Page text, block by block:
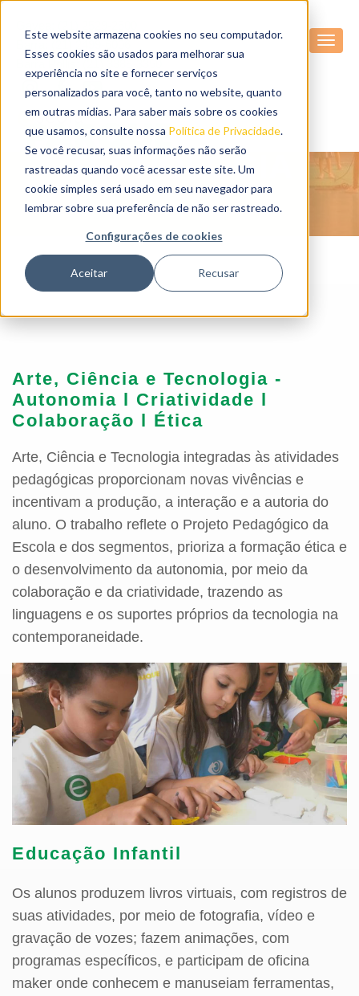
Este website armazena cookies no seu computador.
Esses cookies são usados ​​para melhorar sua
experiência no site e fornecer serviços
personalizados para você, tanto no website, quanto
em outras mídias. Para saber mais sobre os cookies
que usamos, consulte nossa Política de Privacidade.
Se você recusar, suas informações não serão
rastreadas quando você acessar este site. Um
cookie simples será usado em seu navegador para
lembrar sobre sua preferência de não ser rastreado.
Configurações de cookies
Aceitar Recusar
Barra Pollis: (21) 3388-3350
ARTE, CIÊNCIA E
TECNOLOGIA
Arte, Ciência e Tecnologia -
Autonomia l Criatividade l
Colaboração l Ética
Arte, Ciência e Tecnologia integradas às atividades
pedagógicas proporcionam novas vivências e
incentivam a produção, a interação e a autoria do
aluno. O trabalho reflete o Projeto Pedagógico da
Escola e dos segmentos, prioriza a formação ética e
o desenvolvimento da autonomia, por meio da
colaboração e da criatividade, trazendo as
linguagens e os suportes próprios da tecnologia na
contemporaneidade.
Educação Infantil
Os alunos produzem livros virtuais, com registros de
suas atividades, por meio de fotografia, vídeo e
gravação de vozes; fazem animações, com
programas específicos, e participam de oficina
maker onde conhecem e manuseiam ferramentas,